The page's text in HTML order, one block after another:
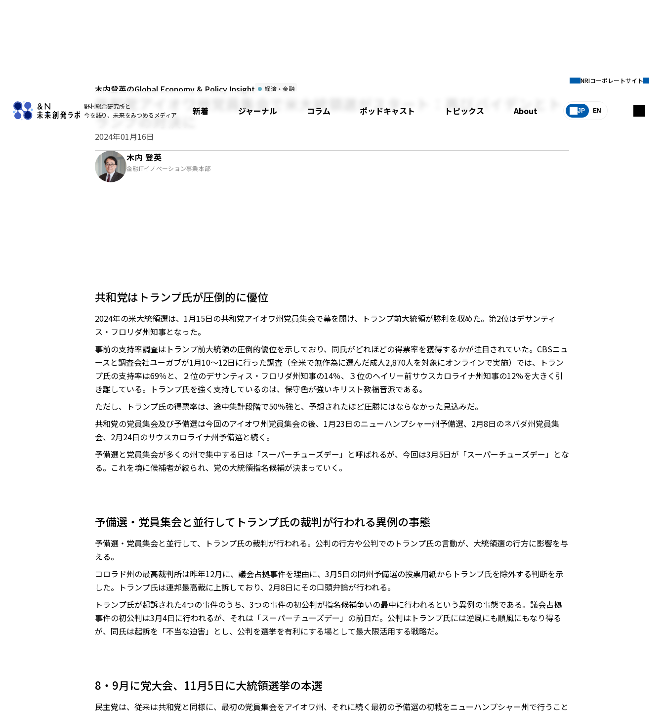
野村総合研究所と
今を語り、未来をみつめるメディア
新着 ジャーナル コラム ポッドキャスト トピックス About JP EN
NRIコーポレートサイト
木内登英のGlobal Economy & Policy Insight 経済・金融
共和党アイオワ州党員集会で米大統領選がスタート：再びバイデンとト
ランプの対決に
2024年01月16日
木内 登英
金融ITイノベーション事業本部
共和党はトランプ氏が圧倒的に優位
2024年の米大統領選は、1月15日の共和党アイオワ州党員集会で幕を開け、トランプ前大統領が勝利を収めた。第2位はデサンティ
ス・フロリダ州知事となった。
事前の支持率調査はトランプ前大統領の圧倒的優位を示しており、同氏がどれほどの得票率を獲得するかが注目されていた。CBSニュ
ースと調査会社ユーガブが1月10～12日に行った調査（全米で無作為に選んだ成人2,870人を対象にオンラインで実施）では、トラン
プ氏の支持率は69％と、２位のデサンティス・フロリダ州知事の14％、３位のヘイリー前サウスカロライナ州知事の12％を大きく引
き離している。トランプ氏を強く支持しているのは、保守色が強いキリスト教福音派である。
ただし、トランプ氏の得票率は、途中集計段階で50％強と、予想されたほど圧勝にはならなかった見込みだ。
共和党の党員集会及び予備選は今回のアイオワ州党員集会の後、1月23日のニューハンプシャー州予備選、2月8日のネバダ州党員集
会、2月24日のサウスカロライナ州予備選と続く。
予備選と党員集会が多くの州で集中する日は「スーパーチューズデー」と呼ばれるが、今回は3月5日が「スーパーチューズデー」とな
る。これを境に候補者が絞られ、党の大統領指名候補が決まっていく。
予備選・党員集会と並行してトランプ氏の裁判が行われる異例の事態
予備選・党員集会と並行して、トランプ氏の裁判が行われる。公判の行方や公判でのトランプ氏の言動が、大統領選の行方に影響を与
える。
コロラド州の最高裁判所は昨年12月に、議会占拠事件を理由に、3月5日の同州予備選の投票用紙からトランプ氏を除外する判断を示
した。トランプ氏は連邦最高裁に上訴しており、2月8日にその口頭弁論が行われる。
トランプ氏が起訴された4つの事件のうち、3つの事件の初公判が指名候補争いの最中に行われるという異例の事態である。議会占拠
事件の初公判は3月4日に行われるが、それは「スーパーチューズデー」の前日だ。公判はトランプ氏には逆風にも順風にもなり得る
が、同氏は起訴を「不当な迫害」とし、公判を選挙を有利にする場として最大限活用する戦略だ。
8・9月に党大会、11月5日に大統領選挙の本選
民主党は、従来は共和党と同様に、最初の党員集会をアイオワ州、それに続く最初の予備選の初戦をニューハンプシャー州で行うこと